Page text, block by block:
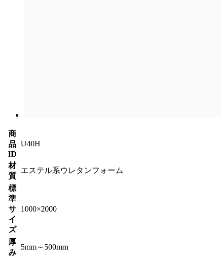
商
品
ID
U40H
材
質
エステル系ウレタンフォーム
標
準
サ
イ
ズ
1000×2000
厚
み
5mm～500mm